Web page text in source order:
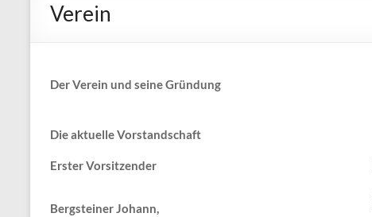
Verein
Der Verein und seine Gründung
Die aktuelle Vorstandschaft
Erster Vorsitzender
Bergsteiner Johann,